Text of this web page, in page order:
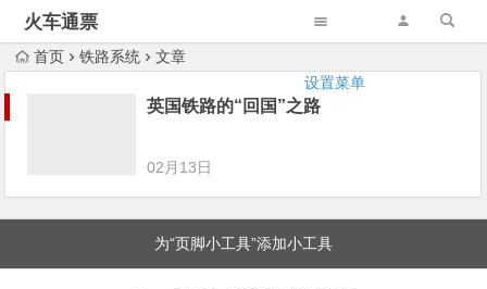
火车通票
设置菜单
首页 铁路系统 文章
英国铁路的“回国”之路
02月13日
为“页脚小工具”添加小工具